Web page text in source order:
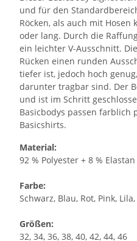
und für den
Röcken, als auch mit
oder lang. Durch die
ein leichter V-Ausschnitt.
Rücken einen runden
tiefer ist, jedoch hoch
darunter tragbar sind. Der
und ist im Schritt
Basicbodys passen farblich
Basicshirts.
Material:
92 % Polyester + 8 % Elastan
Farbe:
Schwarz, Blau, Rot, Pink,
Größen:
32, 34, 36, 38, 40, 42, 44, 46